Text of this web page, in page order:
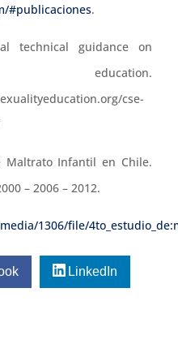
#publicaciones.
technical guidance on
cse-
Maltrato Infantil en Chile.
– 2006 – 2012.
1306/file/
LinkedIn